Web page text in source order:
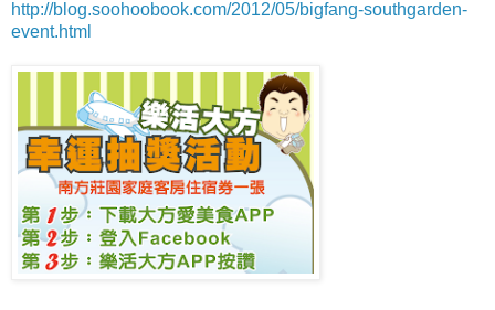
http://blog.soohoobook.com/2012/05/bigfang-southgarden-
event.html